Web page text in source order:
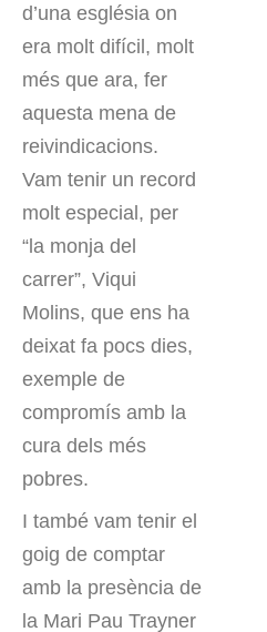
d’una església on
era molt difícil, molt
més que ara, fer
aquesta mena de
reivindicacions.
Vam tenir un record
molt especial, per
“la monja del
carrer”, Viqui
Molins, que ens ha
deixat fa pocs dies,
exemple de
compromís amb la
cura dels més
pobres.
I també vam tenir el
goig de comptar
amb la presència de
la Mari Pau Trayner